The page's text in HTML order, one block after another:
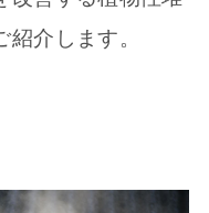
介します。